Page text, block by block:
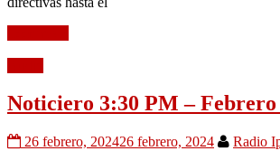
Noticiero 3:30 PM – Febrero
26 febrero, 202426 febrero, 2024
Radio